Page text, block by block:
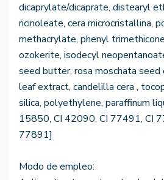
dicaprylate/dicaprate, distearyl
ricinoleate, cera microcristallina,
methacrylate, phenyl
ozokerite, isodecyl
seed butter, rosa moschata seed
leaf extract, candelilla cera ,
silica, polyethylene, paraffinum
15850, CI 42090, CI 77491, CI
77891]
Modo de empleo: